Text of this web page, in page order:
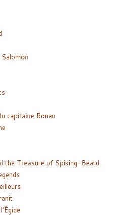
capitaine Ronan
the Treasure of Spiking-Beard